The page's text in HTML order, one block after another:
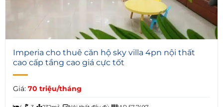
10
Imperia cho thuê căn hộ sky villa 4pn nội thất
cao cấp tầng cao giá cực tốt
Giá: 70 triệu/tháng